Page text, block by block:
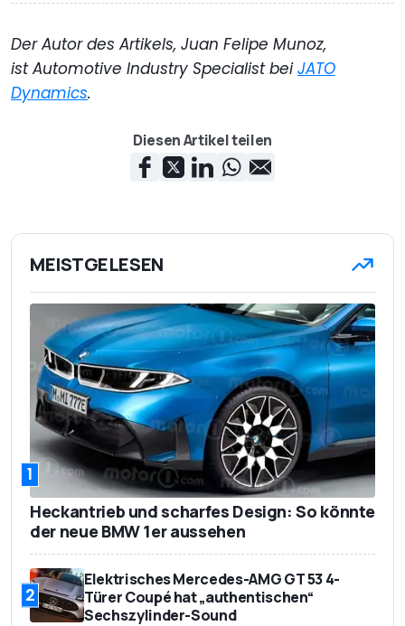
Der Autor des Artikels, Juan Felipe Munoz,
ist Automotive Industry Specialist beiJATO
Dynamics.
Diesen Artikel teilen
MEISTGELESEN
1
Heckantrieb und scharfes Design: So könnte
der neue BMW 1er aussehen
2
Elektrisches Mercedes-AMG GT 53 4-
Türer Coupé hat „authentischen“
Sechszylinder-Sound